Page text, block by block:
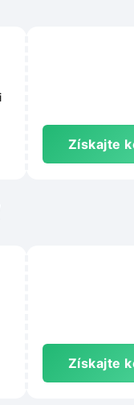
Získajte
Získajte